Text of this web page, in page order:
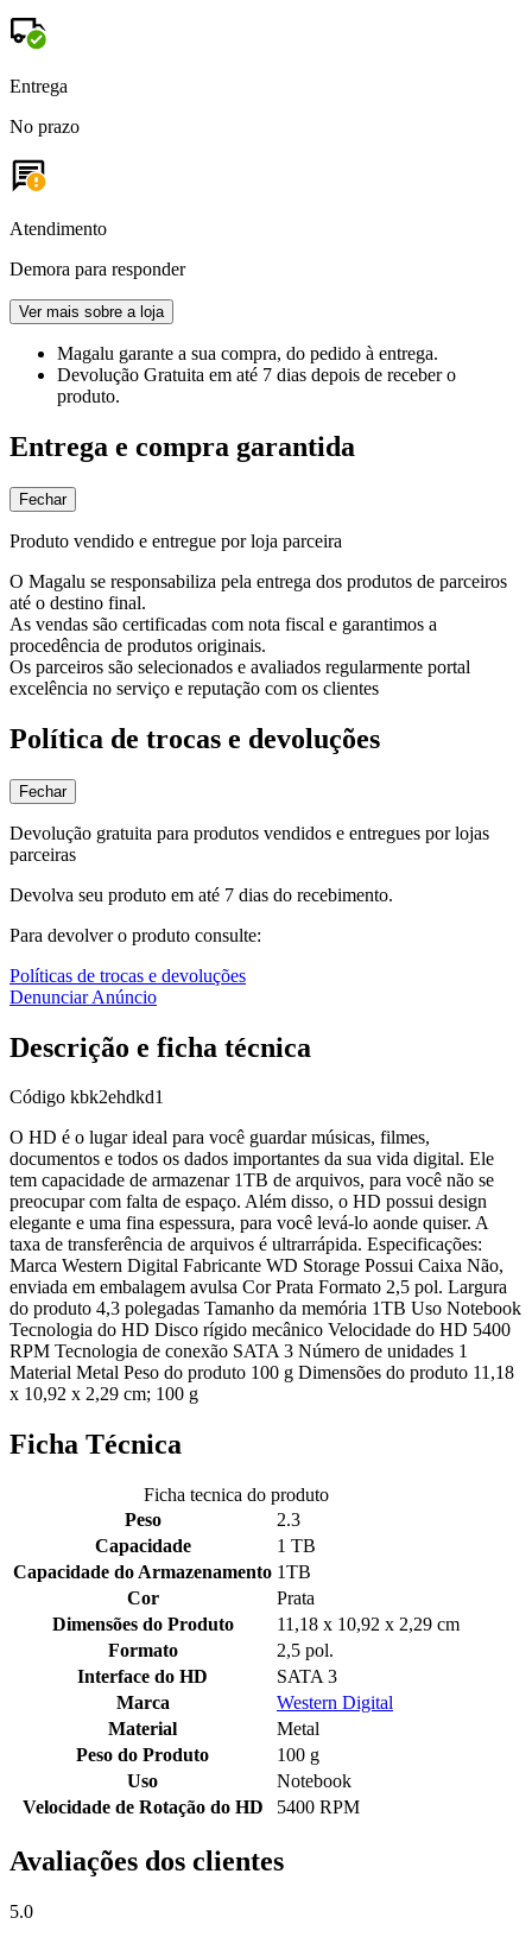
Entrega
No prazo
Atendimento
Demora para responder
Ver mais sobre a loja
Magalu garante a sua compra, do pedido à entrega.
Devolução Gratuita em até 7 dias depois de receber o
produto.
Entrega e compra garantida
Fechar
Produto vendido e entregue por loja parceira
O Magalu se responsabiliza pela entrega dos produtos de parceiros
até o destino final.
As vendas são certificadas com nota fiscal e garantimos a
procedência de produtos originais.
Os parceiros são selecionados e avaliados regularmente portal
excelência no serviço e reputação com os clientes
Política de trocas e devoluções
Fechar
Devolução gratuita para produtos vendidos e entregues por lojas
parceiras
Devolva seu produto em até 7 dias do recebimento.
Para devolver o produto consulte:
Políticas de trocas e devoluções
Denunciar Anúncio
Descrição e ficha técnica
Código kbk2ehdkd1
O HD é o lugar ideal para você guardar músicas, filmes,
documentos e todos os dados importantes da sua vida digital. Ele
tem capacidade de armazenar 1TB de arquivos, para você não se
preocupar com falta de espaço. Além disso, o HD possui design
elegante e uma fina espessura, para você levá-lo aonde quiser. A
taxa de transferência de arquivos é ultrarrápida. Especificações:
Marca ‎Western Digital Fabricante ‎WD Storage Possui Caixa ‎Não,
enviada em embalagem avulsa Cor ‎Prata Formato ‎2,5 pol. Largura
do produto ‎4,3 polegadas Tamanho da memória ‎1TB Uso ‎Notebook
Tecnologia do HD ‎Disco rígido mecânico Velocidade do HD ‎5400
RPM Tecnologia de conexão ‎SATA 3 Número de unidades ‎1
Material ‎Metal Peso do produto ‎100 g Dimensões do produto ‎11,18
x 10,92 x 2,29 cm; 100 g
Ficha Técnica
Ficha tecnica do produto
Peso
2.3
Capacidade
1 TB
Capacidade do Armazenamento 1TB
Cor
Prata
Dimensões do Produto
11,18 x 10,92 x 2,29 cm
Formato
2,5 pol.
Interface do HD
SATA 3
Marca
Western Digital
Material
Metal
Peso do Produto
100 g
Uso
Notebook
Velocidade de Rotação do HD
5400 RPM
Avaliações dos clientes
5.0